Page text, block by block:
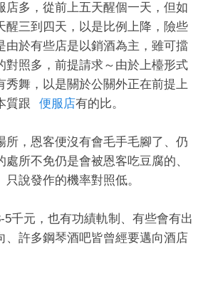
店多，從前上五天醒個一天，但如
醒三到四天，以是比例上降，險些
由於有些店是以銷酒為主，雖可擋
對照多，前提請求～由於上檯形式
秀舞，以是關於公關外正在前提上
質跟
便服店有的比。
所，恩客便沒有會毛手毛腳了、仍
所不免仍是會被恩客吃豆腐的、
說發作的機率對照低。
5千元，也有功績軌制、有些會有出
、許多鋼琴酒吧皆曾經要邁向酒店